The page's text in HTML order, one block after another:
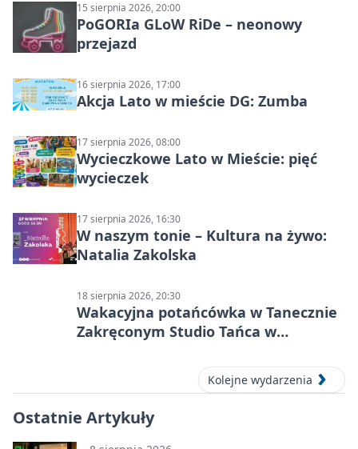
15 sierpnia 2026, 20:00
PoGORIa GLoW RiDe – neonowy
przejazd
16 sierpnia 2026, 17:00
Akcja Lato w mieście DG: Zumba
17 sierpnia 2026, 08:00
Wycieczkowe Lato w Mieście: pięć
wycieczek
17 sierpnia 2026, 16:30
W naszym tonie – Kultura na żywo:
Natalia Zakolska
18 sierpnia 2026, 20:30
Wakacyjna potańcówka w Tanecznie
Zakręconym Studio Tańca w
Kolejne wydarzenia
Ostatnie Artykuły